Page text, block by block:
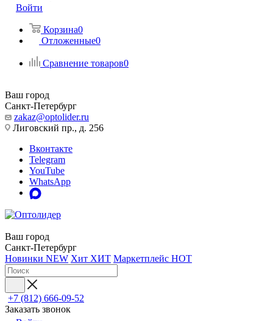
Войти
Корзина0
Отложенные0
Сравнение товаров0
Ваш город
Санкт-Петербург
zakaz@optolider.ru
Лиговский пр., д. 256
Вконтакте
Telegram
YouTube
WhatsApp
Ваш город
Санкт-Петербург
Новинки NEW Хит ХИТ Маркетплейс HOT
+7 (812) 666-09-52
Заказать звонок